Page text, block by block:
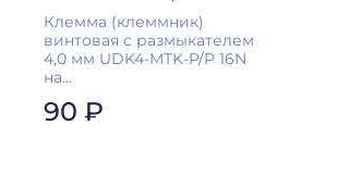
Клемма (клеммник)
винтовая с размыкателем
4,0 мм UDK4-MTK-P/P 16N
на...
90 ₽